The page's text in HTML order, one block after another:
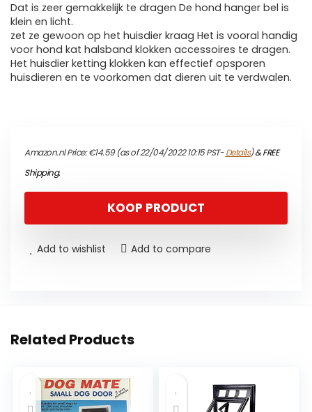
Dat is zeer gemakkelijk te dragen De hond hanger bel is
klein en licht.
zet ze gewoon op het huisdier kraag Het is vooral handig
voor hond kat halsband klokken accessoires te dragen.
Het huisdier ketting klokken kan effectief opsporen
huisdieren en te voorkomen dat dieren uit te verdwalen.
Amazon.nl Price:€14.59(as of 22/04/2022 10:15 PST-Details)&FREE
Shipping.
KOOP PRODUCT
Add to wishlist Add to compare
Related Products